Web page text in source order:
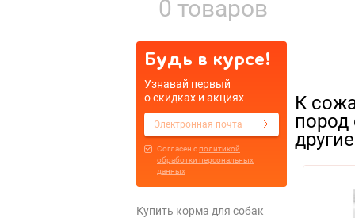
0 товаров
Будь в курсе!
Узнавай первый
о скидках и акциях
Cогласен сполитикой
обработки персональных
данных
Купить корма для собак
К
Популярный